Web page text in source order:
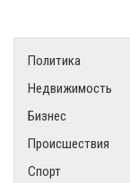
Политика
Недвижимость
Бизнес
Происшествия
Спорт